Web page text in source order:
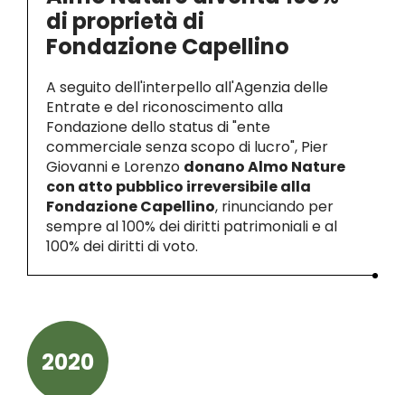
di proprietà di
Fondazione Capellino
A seguito dell'interpello all'Agenzia delle
Entrate e del riconoscimento alla
Fondazione dello status di "ente
commerciale senza scopo di lucro", Pier
Giovanni e Lorenzo donano Almo Nature
con atto pubblico irreversibile alla
Fondazione Capellino, rinunciando per
sempre al 100% dei diritti patrimoniali e al
100% dei diritti di voto.
2020